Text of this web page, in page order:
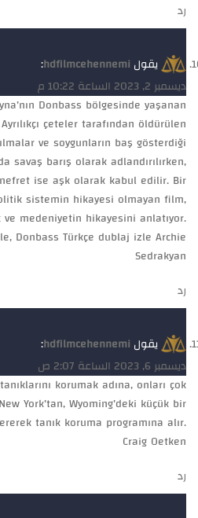
رد
يقول hdfilmcehennemi
:
ديسمبر 2, 2023 الساعة 10:22 م
Donbass bölgesinde yaşanan
çeteler tarafından öldürülen
ve soygunların baş gösterdiği
savaş barış olarak adlandırılırken,
ise aşk olarak kabul edilir. Bir
sistemin hikayesi olmayan film,
medeniyetin hikayesini anlatıyor.
Donbass Türkçe dublaj izle Archie
Sedrakyan
رد
يقول hdfilmcehennemi
:
ديسمبر 6, 2023 الساعة 2:07 ص
korumak adına, onları çok
York’tan, Wyoming’deki küçük bir
tanık koruma programına alır.
Craig Oetken
رد